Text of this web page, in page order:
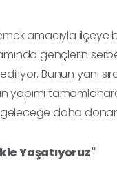
amacıyla ilçeye
gençlerin
Bunun yanı
yapımı
daha
Yaşatıyoruz"